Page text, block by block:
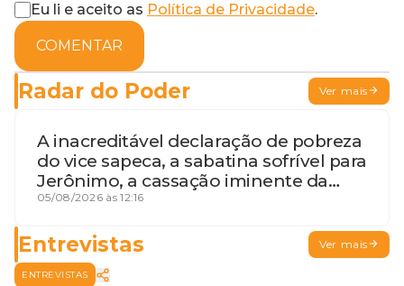
Eu li e aceito as Política de Privacidade.
COMENTAR
Radar do Poder Ver mais
A inacreditável declaração de pobreza
do vice sapeca, a sabatina sofrível para
Jerônimo, a cassação iminente da
desembargadora e a vaga do Quinto
05/08/2026 às 12:16
Entrevistas Ver mais
ENTREVISTAS